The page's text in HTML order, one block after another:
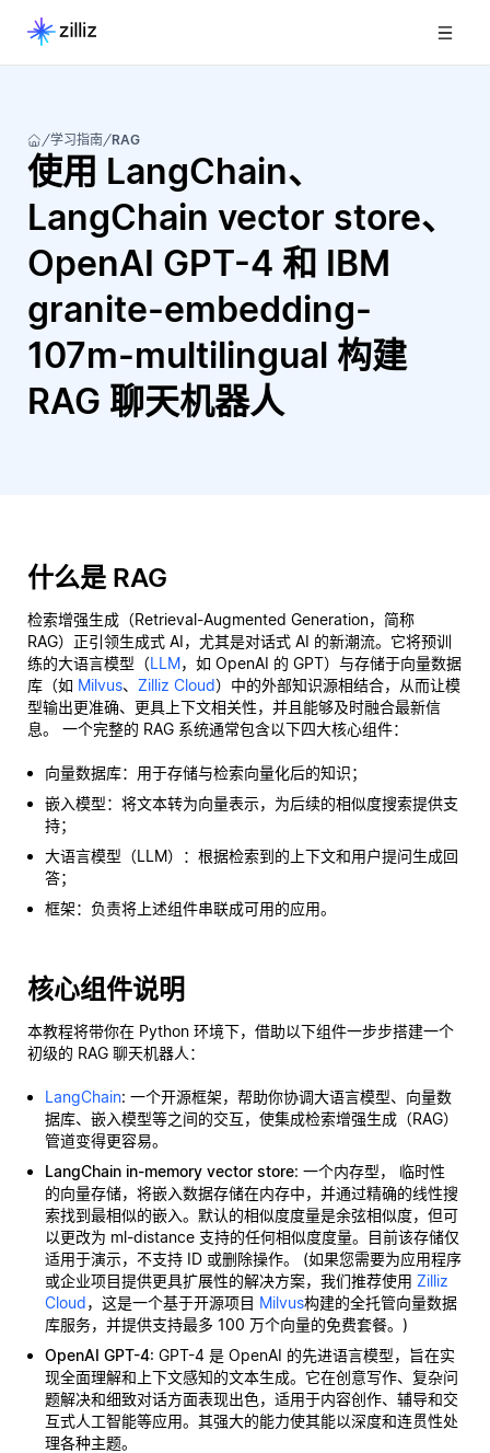
学习指南 RAG
使用 LangChain、
LangChain vector store、
OpenAI GPT-4 和 IBM
granite-embedding-
107m-multilingual 构建
RAG 聊天机器人
什么是 RAG
检索增强生成（Retrieval-Augmented Generation，简称
RAG）正引领生成式 AI，尤其是对话式 AI 的新潮流。它将预训
练的大语言模型（LLM，如 OpenAI 的 GPT）与存储于向量数据
库（如 Milvus、 Zilliz Cloud）中的外部知识源相结合，从而让模
型输出更准确、更具上下文相关性，并且能够及时融合最新信
息。 一个完整的 RAG 系统通常包含以下四大核心组件：
向量数据库：用于存储与检索向量化后的知识；
嵌入模型：将文本转为向量表示，为后续的相似度搜索提供支
持；
大语言模型（LLM）：根据检索到的上下文和用户提问生成回
答；
框架：负责将上述组件串联成可用的应用。
核心组件说明
本教程将带你在 Python 环境下，借助以下组件一步步搭建一个
初级的 RAG 聊天机器人：
LangChain: 一个开源框架，帮助你协调大语言模型、向量数
据库、嵌入模型等之间的交互，使集成检索增强生成（RAG）
管道变得更容易。
LangChain in-memory vector store: 一个内存型， 临时性
的向量存储，将嵌入数据存储在内存中，并通过精确的线性搜
索找到最相似的嵌入。默认的相似度度量是余弦相似度，但可
以更改为 ml-distance 支持的任何相似度度量。目前该存储仅
适用于演示，不支持 ID 或删除操作。 (如果您需要为应用程序
或企业项目提供更具扩展性的解决方案，我们推荐使用 Zilliz
Cloud，这是一个基于开源项目 Milvus构建的全托管向量数据
库服务，并提供支持最多 100 万个向量的免费套餐。)
OpenAI GPT-4: GPT-4 是 OpenAI 的先进语言模型，旨在实
现全面理解和上下文感知的文本生成。它在创意写作、复杂问
题解决和细致对话方面表现出色，适用于内容创作、辅导和交
互式人工智能等应用。其强大的能力使其能以深度和连贯性处
理各种主题。